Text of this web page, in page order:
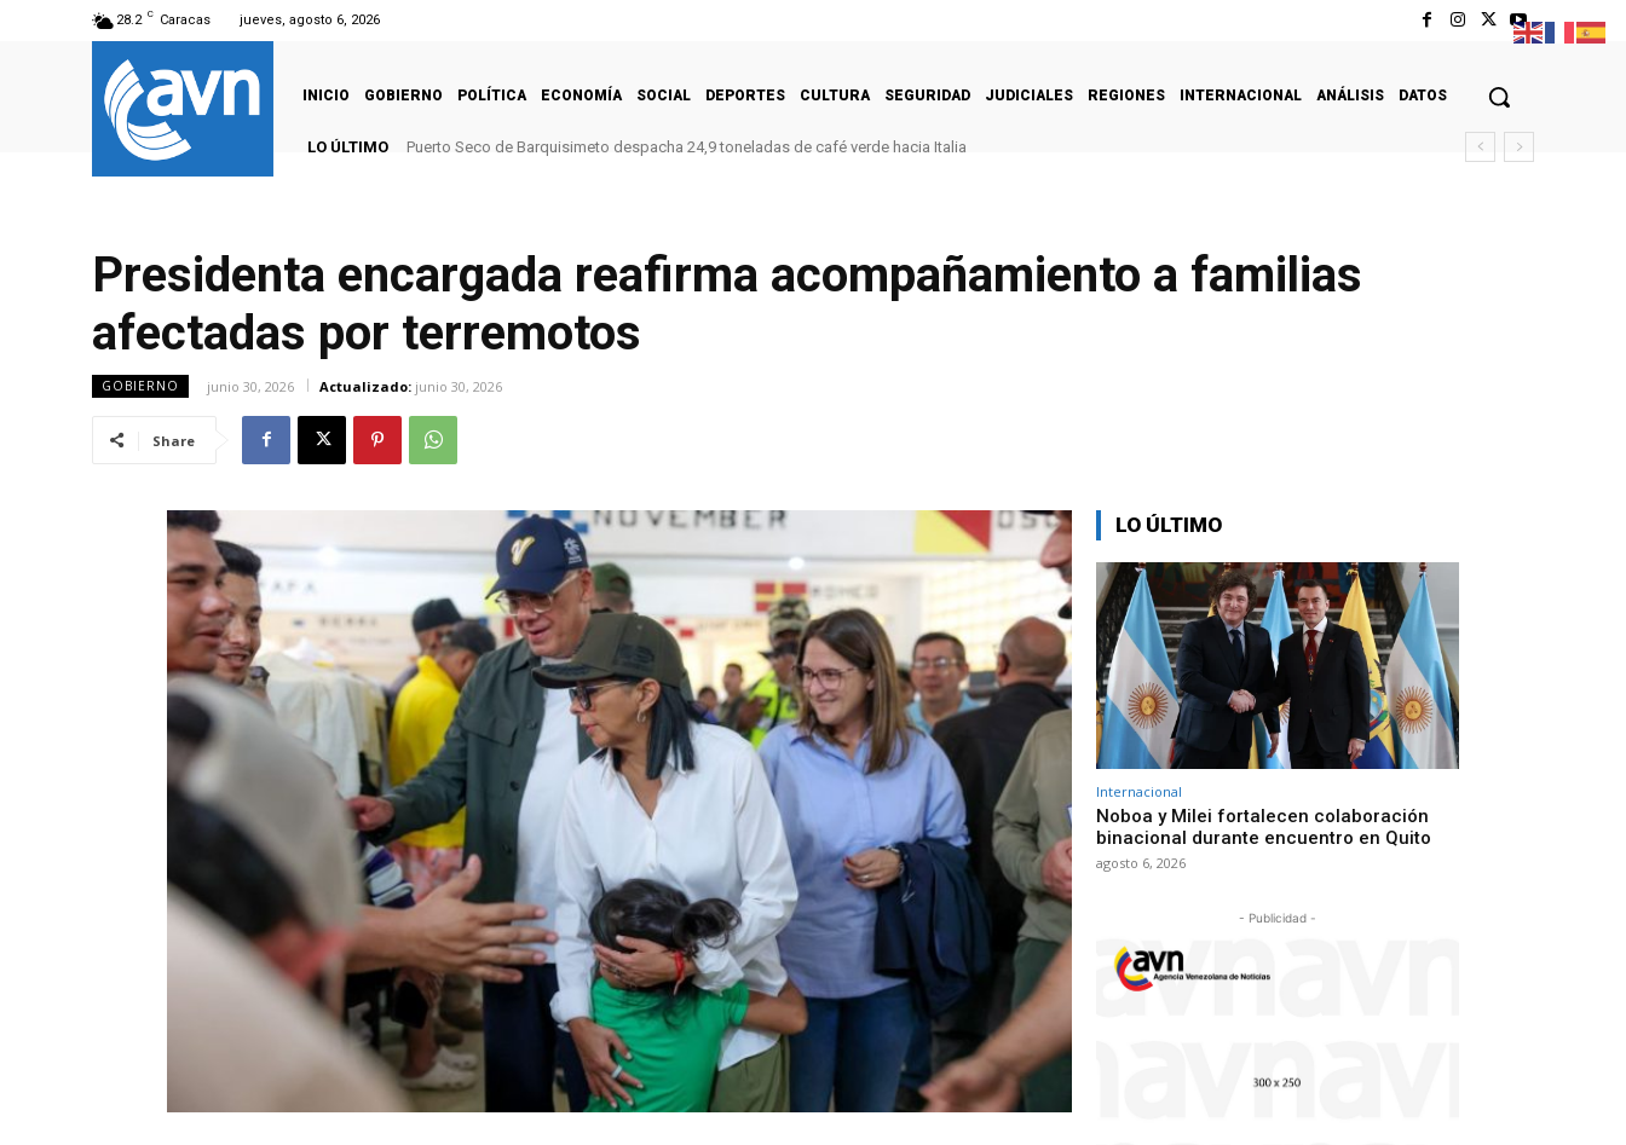
28.2 C Caracas jueves, agosto 6, 2026
INICIO GOBIERNO POLÍTICA ECONOMÍA SOCIAL DEPORTES CULTURA SEGURIDAD JUDICIALES REGIONES INTERNACIONAL ANÁLISIS DATOS
LO ÚLTIMO Puerto Seco de Barquisimeto despacha 24,9 toneladas de café verde hacia Italia
Presidenta encargada reafirma acompañamiento a familias
afectadas por terremotos
GOBIERNO junio 30, 2026 Actualizado: junio 30, 2026
Share
LO ÚLTIMO
Internacional
Noboa y Milei fortalecen colaboración
binacional durante encuentro en Quito
agosto 6, 2026
- Publicidad -